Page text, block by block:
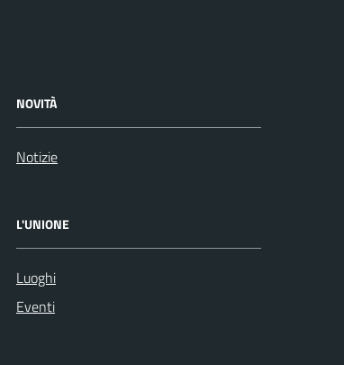
NOVITÀ
Notizie
L'UNIONE
Luoghi
Eventi